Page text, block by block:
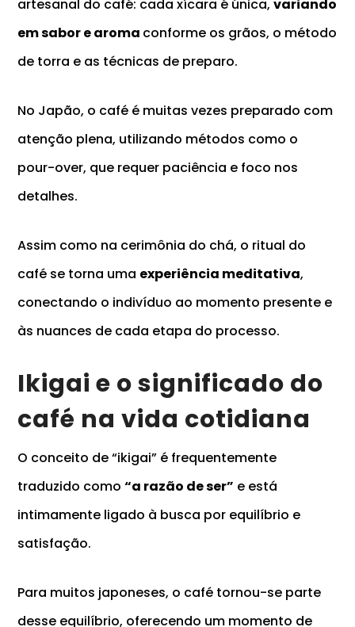
artesanal do café: cada xícara é única,variando
em sabor e aroma conforme os grãos, o método
de torra e as técnicas de preparo.
No Japão, o café é muitas vezes preparado com
atenção plena, utilizando métodos como o
pour-over, que requer paciência e foco nos
detalhes.
Assim como na cerimônia do chá, o ritual do
café se torna uma experiência meditativa,
conectando o indivíduo ao momento presente e
às nuances de cada etapa do processo.
Ikigai e o significado do
café na vida cotidiana
O conceito de“ikigai” é frequentemente
traduzido como“a razão de ser” e está
intimamente ligado à busca por equilíbrio e
satisfação.
Para muitos japoneses, o café tornou-se parte
desse equilíbrio, oferecendo um momento de